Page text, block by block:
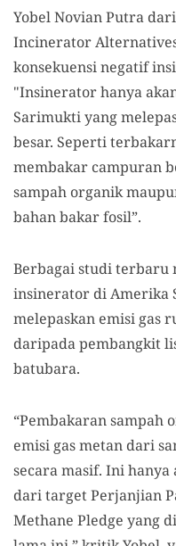
Yobel Novian Putra
Incinerator
konsekuensi negatif
"Insinerator hanya
Sarimukti yang
besar. Seperti
membakar campuran
sampah organik
bahan bakar fosil”.
Berbagai studi terbaru
insinerator di Amerika
melepaskan emisi gas
daripada pembangkit
batubara.
“Pembakaran sampah
emisi gas metan dari
secara masif. Ini
dari target Perjanjian
Methane Pledge yang